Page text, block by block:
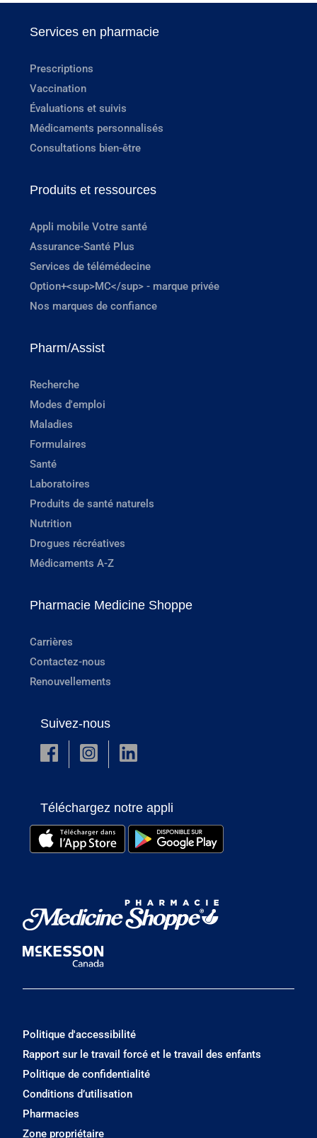
Services en pharmacie
Prescriptions
Vaccination
Évaluations et suivis
Médicaments personnalisés
Consultations bien-être
Produits et ressources
Appli mobile Votre santé
Assurance-Santé Plus
Services de télémédecine
Option+<sup>MC</sup> - marque privée
Nos marques de confiance
Pharm/Assist
Recherche
Modes d'emploi
Maladies
Formulaires
Santé
Laboratoires
Produits de santé naturels
Nutrition
Drogues récréatives
Médicaments A-Z
Pharmacie Medicine Shoppe
Carrières
Contactez-nous
Renouvellements
Suivez-nous
Téléchargez notre appli
Politique d'accessibilité
Rapport sur le travail forcé et le travail des enfants
Politique de confidentialité
Conditions d’utilisation
Pharmacies
Zone propriétaire